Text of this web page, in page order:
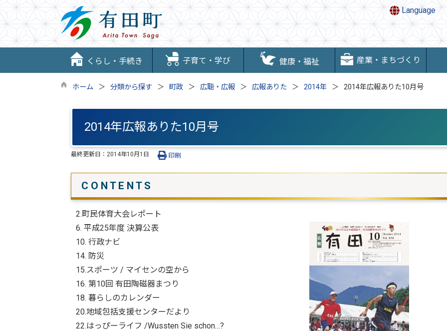
Language
くらし・手続き 子育て・学び 健康・福祉 産業・まちづくり
ホーム 分類から探す 町政 広聴・広報 広報ありた 2014年 2014年広報ありた10月号
2014年広報ありた10月号
最終更新日： 2014年10月1日 印刷
C O N T E N T S
2.町民体育大会レポート
6. 平成25年度 決算公表
10. 行政ナビ
14. 防災
15.スポーツ / マイセンの空から
16. 第10回 有田陶磁器まつり
18. 暮らしのカレンダー
20.地域包括支援センターだより
22.はっぴーライフ /Wussten Sie schon…?